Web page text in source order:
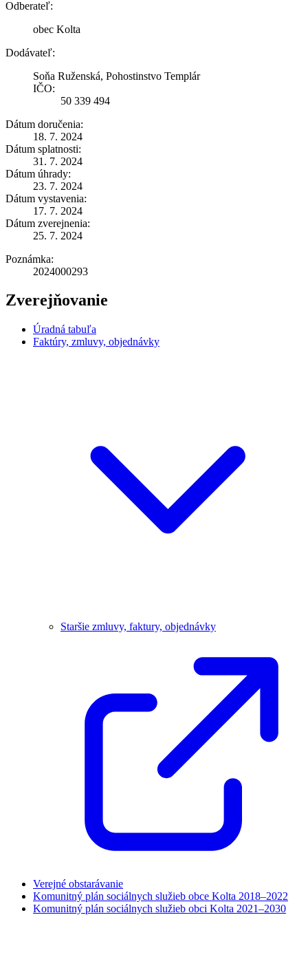
Odberateľ:
obec Kolta
Dodávateľ:
Soňa Ruženská, Pohostinstvo Templár
IČO:
50 339 494
Dátum doručenia:
18. 7. 2024
Dátum splatnosti:
31. 7. 2024
Dátum úhrady:
23. 7. 2024
Dátum vystavenia:
17. 7. 2024
Dátum zverejnenia:
25. 7. 2024
Poznámka:
2024000293
Zverejňovanie
Úradná tabuľa
Faktúry, zmluvy, objednávky
Staršie zmluvy, faktury, objednávky
Verejné obstarávanie
Komunitný plán sociálnych služieb obce Kolta 2018–2022
Komunitný plán sociálnych služieb obci Kolta 2021–2030